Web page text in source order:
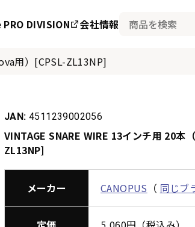
DIVISION 会社情報
用）[CPSL-ZL13NP]
JAN: 4511239002056
VINTAGE SNARE WIRE 13インチ用 20
ZL13NP]
メーカー CANOPUS （ 同じブ